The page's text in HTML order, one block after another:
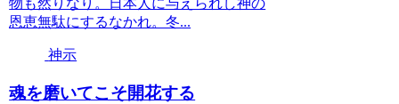
物も然りなり。日本人に与えられし神の
恩恵無駄にするなかれ。冬...
神示
魂を磨いてこそ開花する